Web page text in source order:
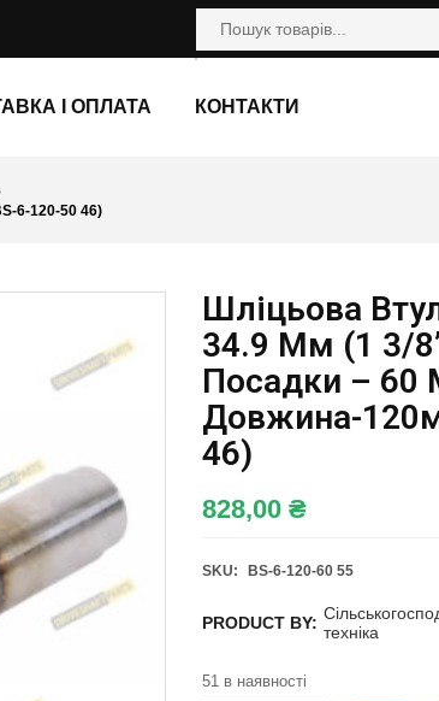
І ОПЛАТА КОНТАКТИ
6-120-50 46)
Шліцьова
34.9 Мм (1 3/
Посадки – 60
Довжина-
46)
828,00 ₴
SKU: BS-6-120-60 55
PRODUCT BY: техніка
51 в наявності